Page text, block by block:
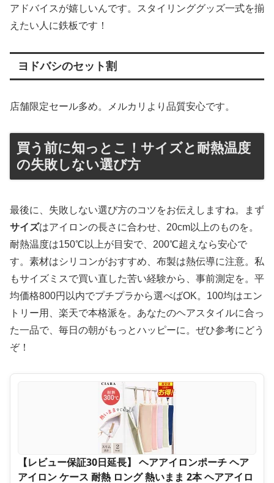
アドバイスが嬉しいんです。スタイリンググッズ一式を揃
えたい人に鉄板です！
ヨドバシのセット割
店舗限定セール多め。メルカリより品質安心です。
買う前に知っとこ！サイズと耐熱温度
の失敗しない選び方
最後に、失敗しない選び方のコツをお伝えしますね。まず
サイズはアイロンの長さに合わせ、20cm以上のものを。
耐熱温度は150℃以上が目安で、200℃超えなら安心で
す。素材はシリコンがおすすめ、布製は熱伝導に注意。私
もサイズミスで買い直した苦い経験から、事前測定を。平
均価格800円以内でプチプラから選べばOK。100均はエン
トリー用、楽天で本格派を。あなたのヘアスタイルに合っ
た一品で、毎日の朝がもっとハッピーに。ぜひ参考にどう
ぞ！
【レビュー保証30日延長】 ヘアアイロンポーチ ヘア
アイロン ケース 耐熱 ロング 熱いまま 2本 ヘアアイロ